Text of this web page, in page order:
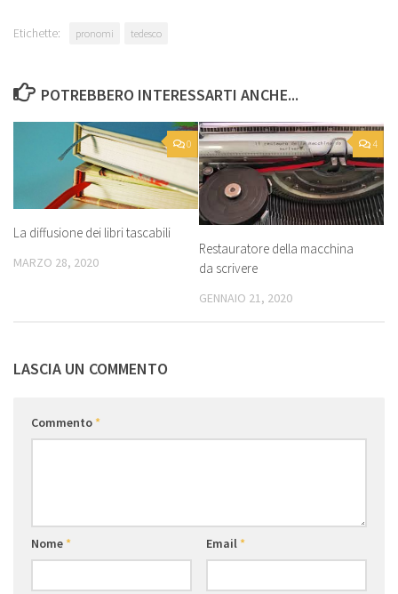
Etichette: pronomi tedesco
POTREBBERO INTERESSARTI ANCHE...
0
La diffusione dei libri tascabili
MARZO 28, 2020
4
Restauratore della macchina
da scrivere
GENNAIO 21, 2020
LASCIA UN COMMENTO
Commento*
Nome* Email*